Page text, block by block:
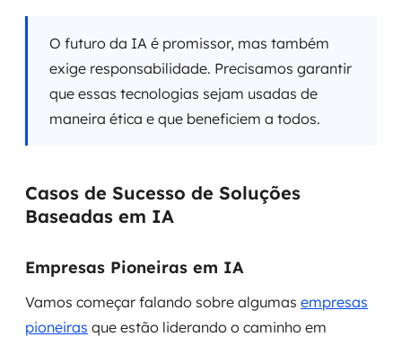
O futuro da IA é promissor, mas também
exige responsabilidade. Precisamos garantir
que essas tecnologias sejam usadas de
maneira ética e que beneficiem a todos.
Casos de Sucesso de Soluções
Baseadas em IA
Empresas Pioneiras em IA
Vamos começar falando sobre algumas empresas
pioneiras que estão liderando o caminho em